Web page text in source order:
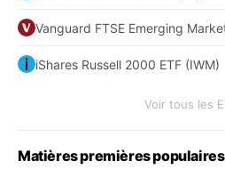
Vanguard FTSE Emerging
iShares Russell 2000 ETF (IWM)
Voir tous les
Matières premières populaires